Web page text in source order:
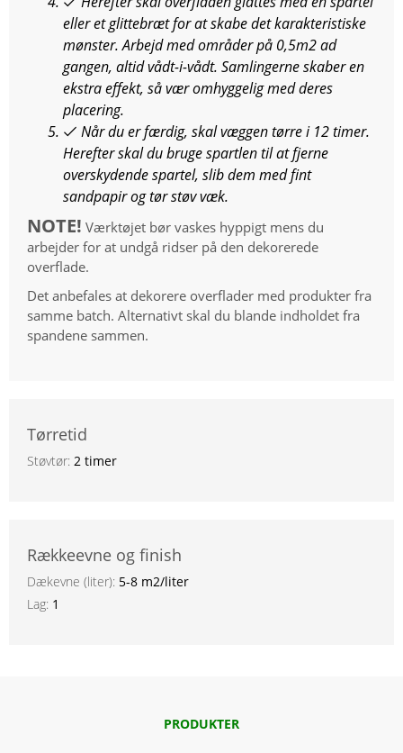
eller et glittebræt for at skabe det karakteristiske
mønster. Arbejd med områder på 0,5m2 ad
gangen, altid vådt-i-vådt. Samlingerne skaber en
ekstra effekt, så vær omhyggelig med deres
placering.
Når du er færdig, skal væggen tørre i 12 timer.
Herefter skal du bruge spartlen til at fjerne
overskydende spartel, slib dem med fint
sandpapir og tør støv væk.
NOTE! Værktøjet bør vaskes hyppigt mens du
arbejder for at undgå ridser på den dekorerede
overflade.
Det anbefales at dekorere overflader med produkter fra
samme batch. Alternativt skal du blande indholdet fra
spandene sammen.
Tørretid
Støvtør: 2 timer
Rækkeevne og finish
Dækevne (liter): 5-8 m2/liter
Lag: 1
PRODUKTER